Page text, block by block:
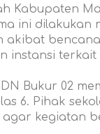
Kabupaten
ini dilakukan
akibat
instansi
Bukur 02
6. Pihak
kegiatan